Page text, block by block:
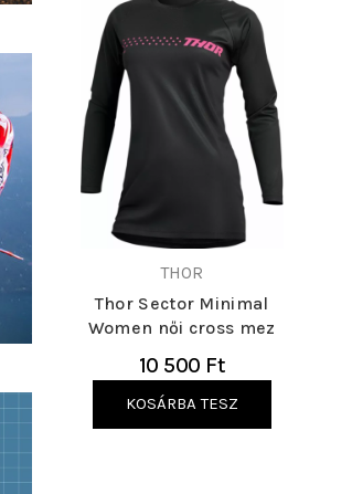
THOR
Thor Sector Minimal
Women női cross mez
10 500 Ft
KOSÁRBA TESZ